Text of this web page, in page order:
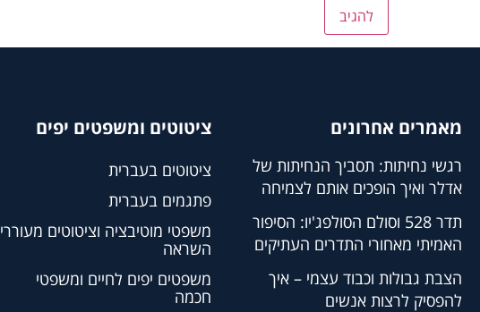
מאמרים אחרונים
רגשי נחיתות: תסביך הנחיתות של
אדלר ואיך הופכים אותם לצמיחה
תדר 528 וסולם הסולפג'יו: הסיפור
האמיתי מאחורי התדרים העתיקים
הצבת גבולות וכבוד עצמי – איך
להפסיק לרצות אנשים
ציטוטים ומשפטים יפים
ציטוטים בעברית
פתגמים בעברית
משפטי מוטיבציה וציטוטים מעוררי
השראה
משפטים יפים לחיים ומשפטי
חכמה